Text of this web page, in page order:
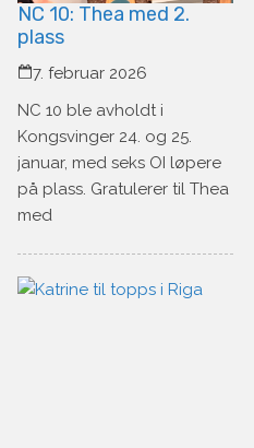
NC 10: Thea med 2.
plass
7. februar 2026
NC 10 ble avholdt i
Kongsvinger 24. og 25.
januar, med seks OI løpere
på plass. Gratulerer til Thea
med